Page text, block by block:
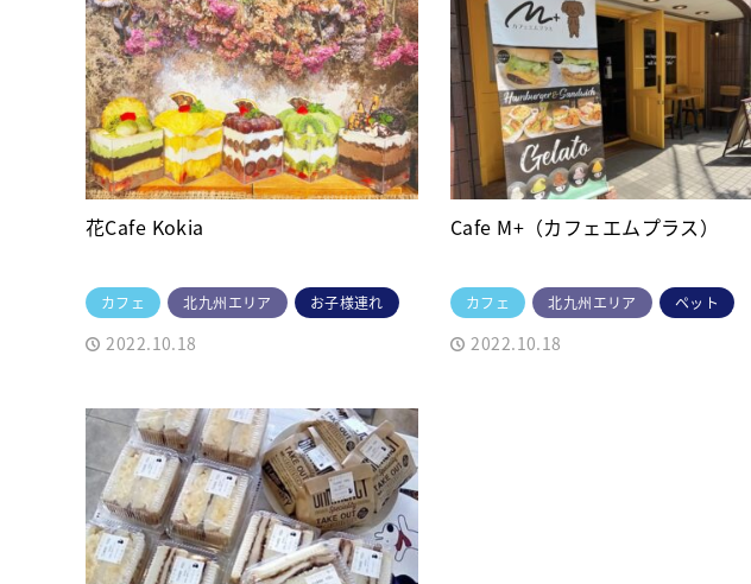
花Cafe Kokia
カフェ 北九州エリア お子様連れ
2022.10.18
Cafe M+（カフェエムプラス）
カフェ 北九州エリア ペット
2022.10.18